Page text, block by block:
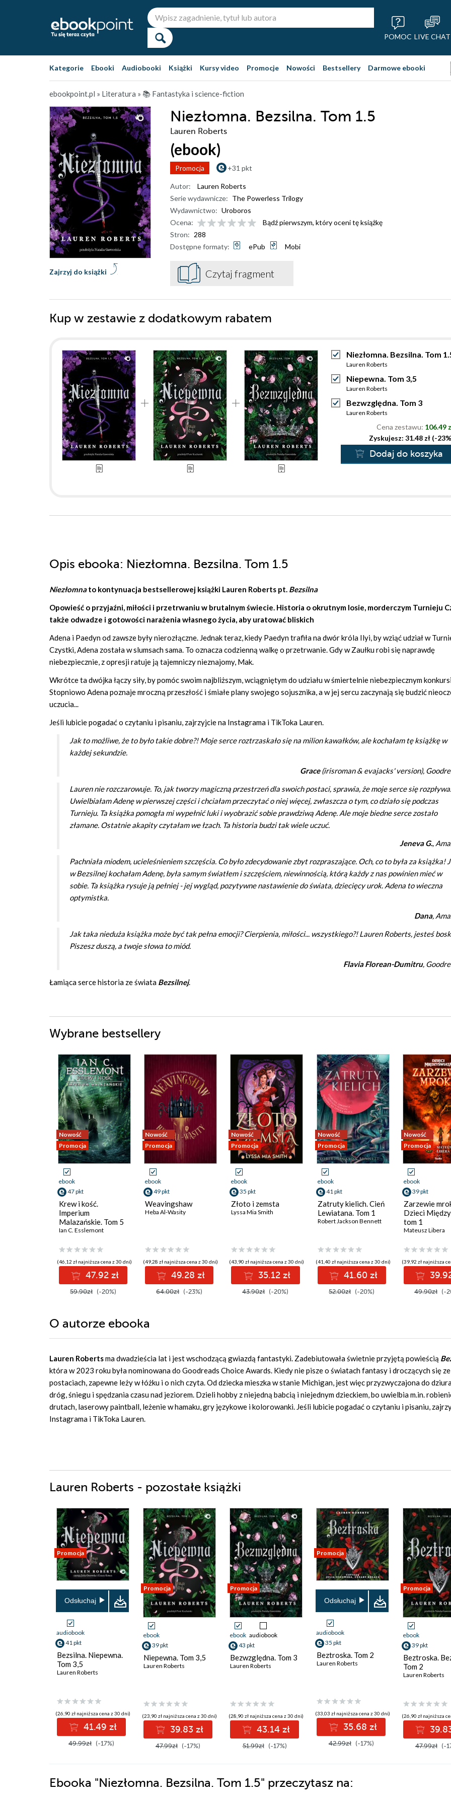
POMOC LIVE CHAT
Kategorie Ebooki Audiobooki Książki Kursy video Promocje Nowości Bestsellery Darmowe ebooki
ebookpoint.pl » Literatura » 📚 Fantastyka i science-fiction
Niezłomna. Bezsilna. Tom 1.5
Lauren Roberts
(ebook)
Promocja +31 pkt
Zajrzyj do książki
Autor:
Lauren Roberts
Serie wydawnicze: The Powerless Trilogy
Wydawnictwo: Uroboros
Ocena:
Bądź pierwszym, który oceni tę książkę
Stron: 288
Dostępne formaty:
ePub Mobi
Czytaj fragment
Kup w zestawie z dodatkowym rabatem
Niezłomna. Bezsilna. Tom
Lauren Roberts
Niepewna. Tom 3,5
Lauren Roberts
Bezwzględna. Tom 3
Lauren Roberts
Cena zestawu: 106.49
Zyskujesz: 31.48 zł (-
Dodaj do koszyka
Opis ebooka: Niezłomna. Bezsilna. Tom 1.5
Niezłomnato kontynuacja bestsellerowej książki Lauren Roberts pt. Bezsilna
Opowieść o przyjaźni, miłości i przetrwaniu w brutalnym świecie. Historia o okrutnym losie, morderczym Turnieju
także odwadze i gotowości narażenia własnego życia, aby uratować bliskich
Adena i Paedyn od zawsze były nierozłączne. Jednak teraz, kiedy Paedyn trafiła na dwór króla Ilyi, by wziąć udział w
Czystki, Adena została w slumsach sama. To oznacza codzienną walkę o przetrwanie. Gdy w Zaułku robi się naprawdę
niebezpiecznie, z opresji ratuje ją tajemniczy nieznajomy, Mak.
Wkrótce ta dwójka łączy siły, by pomóc swoim najbliższym, wciągniętym do udziału w śmiertelnie niebezpiecznym
Stopniowo Adena poznaje mroczną przeszłość i śmiałe plany swojego sojusznika, a w jej sercu zaczynają się budzić
uczucia...
Jeśli lubicie pogadać o czytaniu i pisaniu, zajrzyjcie na Instagrama i TikToka Lauren.
Jak to możliwe, że to było takie dobre?! Moje serce roztrzaskało się na milion kawałków, ale kochałam tę książkę w
każdej sekundzie.
Grace(irisroman & evajacks' version),
Lauren nie rozczarowuje. To, jak tworzy magiczną przestrzeń dla swoich postaci, sprawia, że moje serce się rozpływa.
Uwielbiałam Adenę w pierwszej części i chciałam przeczytać o niej więcej, zwłaszcza o tym, co działo się podczas
Turnieju. Ta książka pomogła mi wypełnić luki i wyobrazić sobie prawdziwą Adenę. Ale moje biedne serce zostało
złamane. Ostatnie akapity czytałam we łzach. Ta historia budzi tak wiele uczuć.
Jeneva G.,
Pachniała miodem, ucieleśnieniem szczęścia. Co było zdecydowanie zbyt rozpraszające. Och, co to była za książka!
w Bezsilnej kochałam Adenę, była samym światłem i szczęściem, niewinnością, którą każdy z nas powinien mieć w
sobie. Ta książka rysuje ją pełniej - jej wygląd, pozytywne nastawienie do świata, dziecięcy urok. Adena to wieczna
optymistka.
Dana,
Jak taka nieduża książka może być tak pełna emocji? Cierpienia, miłości... wszystkiego?! Lauren Roberts, jesteś
Piszesz duszą, a twoje słowa to miód.
Flavia Florean-Dumitru,
Łamiąca serce historia ze świata Bezsilnej.
Wybrane bestsellery
Nowość
Promocja
ebook
47 pkt
Krew i kość.
Imperium
Malazańskie. Tom 5
Ian C. Esslemont
(46,12 zł najniższa cena z 30 dni)
47.92 zł
59.90zł (-20%)
Nowość
Promocja
ebook
49 pkt
Weavingshaw
Heba Al-Wasity
(49,28 zł najniższa cena z 30 dni)
49.28 zł
64.00zł (-23%)
Nowość
Promocja
ebook
35 pkt
Złoto i zemsta
Lyssa Mia Smith
(43,90 zł najniższa cena z 30 dni)
35.12 zł
43.90zł (-20%)
Nowość
Promocja
ebook
41 pkt
Zatruty kielich. Cień
Lewiatana. Tom 1
Robert Jackson Bennett
(41,40 zł najniższa cena z 30 dni)
41.60 zł
52.00zł (-20%)
Nowość
Promocja
ebook
39 pkt
Zarzewie
Dzieci
tom 1
Mateusz Libera
(39,92 zł najniższa
49.90zł (-
O autorze ebooka
Lauren Robertsma dwadzieścia lat i jest wschodzącą gwiazdą fantastyki. Zadebiutowała świetnie przyjętą powieścią
która w 2023 roku była nominowana do Goodreads Choice Awards. Kiedy nie pisze o światach fantasy i droczących się
postaciach, zapewne leży w łóżku i o nich czyta. Od dziecka mieszka w stanie Michigan, jest więc przyzwyczajona do
dróg, śniegu i spędzania czasu nad jeziorem. Dzieli hobby z niejedną babcią i niejednym dzieckiem, bo uwielbia m.in.
drutach, laserowy paintball, leżenie w hamaku, gry językowe i kolorowanki. Jeśli lubicie pogadać o czytaniu i pisaniu,
Instagrama i TikToka Lauren.
Lauren Roberts - pozostałe książki
Promocja
Odsłuchaj
audiobook
41 pkt
Bezsilna. Niepewna.
Tom 3,5
Lauren Roberts
(26,90 zł najniższa cena z 30 dni)
41.49 zł
49.99zł (-17%)
Promocja
ebook
39 pkt
Niepewna. Tom 3,5
Lauren Roberts
(23,90 zł najniższa cena z 30 dni)
39.83 zł
47.99zł (-17%)
Promocja
ebook audiobook
43 pkt
Bezwzględna. Tom 3
Lauren Roberts
(28,90 zł najniższa cena z 30 dni)
43.14 zł
51.99zł (-17%)
Promocja
Odsłuchaj
audiobook
35 pkt
Beztroska. Tom 2
Lauren Roberts
(33,03 zł najniższa cena z 30 dni)
35.68 zł
42.99zł (-17%)
Promocja
ebook
39 pkt
Beztroska.
Tom 2
Lauren Roberts
(26,90 zł najniższa
47.99zł (-
Ebooka "Niezłomna. Bezsilna. Tom 1.5" przeczytasz na: